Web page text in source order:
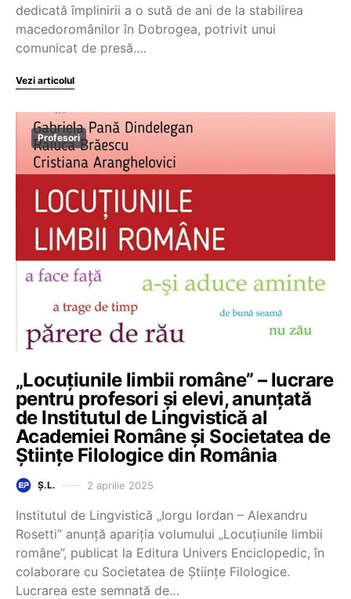
dedicată împlinirii a o sută de ani de la stabilirea
macedoromânilor în Dobrogea, potrivit unui
comunicat de presă.…
Vezi articolul
Profesori
„Locuțiunile limbii române” – lucrare
pentru profesori și elevi, anunțată
de Institutul de Lingvistică al
Academiei Române și Societatea de
Științe Filologice din România
Ș.L. 2 aprilie 2025
Institutul de Lingvistică „Iorgu Iordan – Alexandru
Rosetti” anunță apariția volumului „Locuțiunile limbii
române”, publicat la Editura Univers Enciclopedic, în
colaborare cu Societatea de Științe Filologice.
Lucrarea este semnată de…